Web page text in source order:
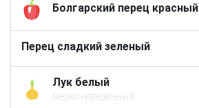
Болгарский перец красный
Перец сладкий зеленый
Лук белый
мелко нарезанный